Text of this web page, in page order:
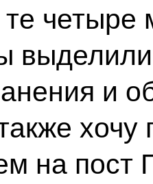
те
и
хочу
на пост